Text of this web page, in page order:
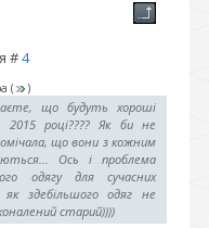
#4
( )
що будуть хороші
2015 році???? Як би не
що вони з кожним
Ось і проблема
одягу для сучасних
здебільшого одяг не
старий))))